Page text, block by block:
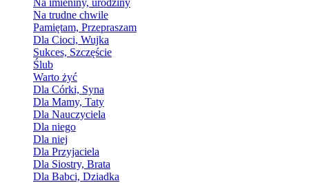
Na imieniny, urodziny
Na trudne chwile
Pamiętam, Przepraszam
Dla Cioci, Wujka
Sukces, Szczęście
Ślub
Warto żyć
Dla Córki, Syna
Dla Mamy, Taty
Dla Nauczyciela
Dla niego
Dla niej
Dla Przyjaciela
Dla Siostry, Brata
Dla Babci, Dziadka